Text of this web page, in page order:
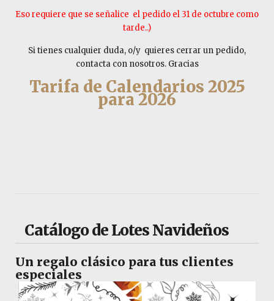
Eso requiere que se señalice el pedido el 31 de octubre como
tarde..)
Si tienes cualquier duda, o/y quieres cerrar un pedido,
contacta con nosotros. Gracias
Tarifa de Calendarios 2025
para 2026
Catálogo de Lotes Navideños
Un regalo clásico para tus clientes
especiales